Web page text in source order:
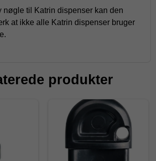
nøgle til Katrin dispenser kan den
at ikke alle Katrin dispenser bruger
produkter